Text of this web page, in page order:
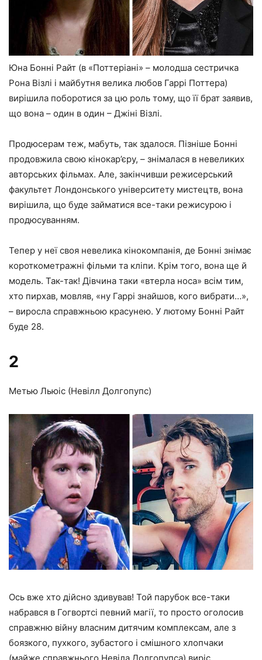
Юна Бонні Райт (в «Поттеріані» – молодша сестричка
Рона Візлі і майбутня велика любов Гаррі Поттера)
вирішила поборотися за цю роль тому, що її брат заявив,
що вона – один в один – Джіні Візлі.
Продюсерам теж, мабуть, так здалося. Пізніше Бонні
продовжила свою кінокар’єру, – знімалася в невеликих
авторських фільмах. Але, закінчивши режисерський
факультет Лондонського університету мистецтв, вона
вирішила, що буде займатися все-таки режисурою і
продюсуванням.
Тепер у неї своя невелика кінокомпанія, де Бонні знімає
короткометражні фільми та кліпи. Крім того, вона ще й
модель. Так-так! Дівчина таки «втерла носа» всім тим,
хто пирхав, мовляв, «ну Гаррі знайшов, кого вибрати…»,
– виросла справжньою красунею. У лютому Бонні Райт
буде 28.
2
Метью Льюіс (Невілл Долгопупс)
Ось вже хто дійсно здивував! Той парубок все-таки
набрався в Гогвортсі певний магії, то просто оголосив
справжню війну власним дитячим комплексам, але з
боязкого, пухкого, зубастого і смішного хлопчаки